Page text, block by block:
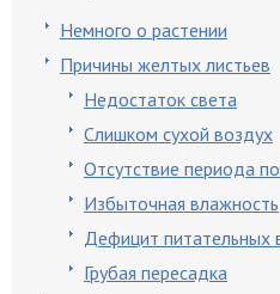
Немного о растении
Причины желтых листьев
Недостаток света
Слишком сухой воздух
Отсутствие периода
Избыточная влажность
Дефицит питательных
Грубая пересадка